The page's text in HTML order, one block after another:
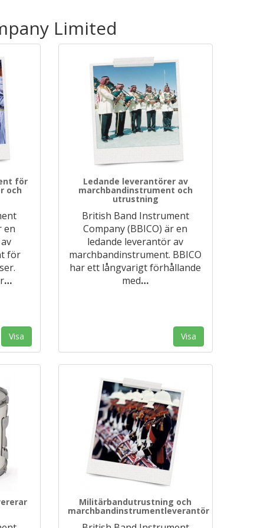
Limited
för
och
en
för
…
Visa
Ledande leverantörer av
marchbandinstrument och
utrustning
British Band Instrument
Company (BBICO) är en
ledande leverantör av
marchbandinstrument. BBICO
har ett långvarigt förhållande
med…
Visa
Militärbandutrustning och
marchbandinstrumentleverantör